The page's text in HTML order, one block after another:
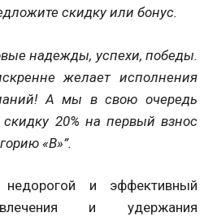
скидку или бонус.
надежды, успехи, победы.
желает исполнения
А мы в свою очередь
20% на первый взнос
«В»”.
и эффективный
и удержания